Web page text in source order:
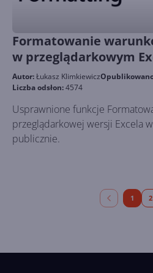
Formatowanie
w przeglądarkowym
Autor:Łukasz Klimkiewicz
Liczba odsłon:4574
Usprawnione funkcje
przeglądarkowej wersji Excela
publicznie.
1 2